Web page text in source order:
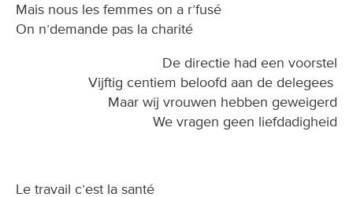
Mais nous les femmes on a r’fusé
On n’demande pas la charité
De directie had een voorstel
Vijftig centiem beloofd aan de delegees
Maar wij vrouwen hebben geweigerd
We vragen geen liefdadigheid
Le travail c’est la santé